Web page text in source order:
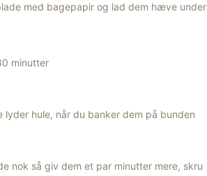
med bagepapir og lad dem hæve under
minutter
hule, når du banker dem på bunden
nok så giv dem et par minutter mere, skru